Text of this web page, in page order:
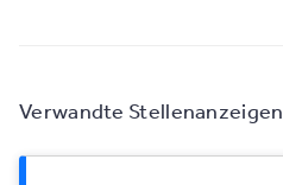
Verwandte Stellenanzeigen